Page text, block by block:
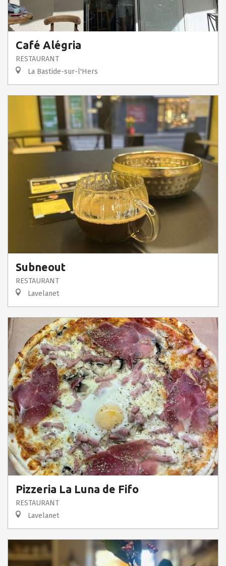
Café Alégria
RESTAURANT
La Bastide-sur-l'Hers
Subneout
RESTAURANT
Lavelanet
Pizzeria La Luna de Fifo
RESTAURANT
Lavelanet